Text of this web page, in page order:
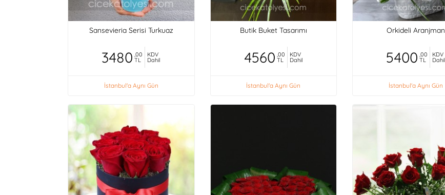
Sansevieria Serisi Turkuaz
3480 ,00
TL
KDV
Dahil
İstanbul'a Aynı Gün
Butik Buket Tasarımı
4560 ,00
TL
KDV
Dahil
İstanbul'a Aynı Gün
Orkideli Aranjman
5400 ,00
TL
KDV
Dahil
İstanbul'a Aynı Gün